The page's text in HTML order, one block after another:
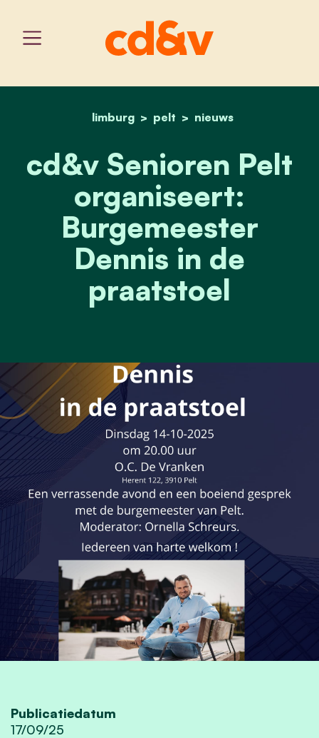
home
limburg pelt nieuws
cd&v senioren pelt
cd&v Senioren Pelt
organiseert:
Burgemeester
Dennis in de
praatstoel
Publicatiedatum
17/09/25